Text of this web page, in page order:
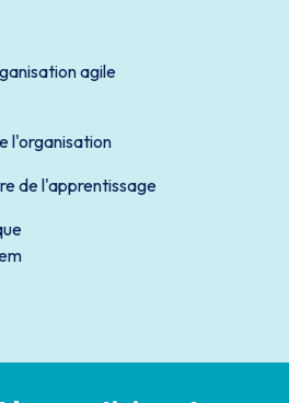
agile
l'organisation
de l'apprentissage